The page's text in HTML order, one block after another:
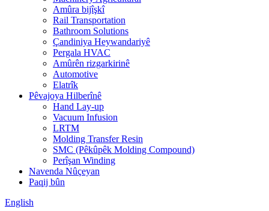
Amûra bijîşkî
Rail Transportation
Bathroom Solutions
Çandiniya Heywandariyê
Pergala HVAC
Amûrên rizgarkirinê
Automotive
Elatrîk
Pêvajoya Hilberînê
Hand Lay-up
Vacuum Infusion
LRTM
Molding Transfer Resin
SMC (Pêkûpêk Molding Compound)
Perîşan Winding
Navenda Nûçeyan
Paqij bûn
English